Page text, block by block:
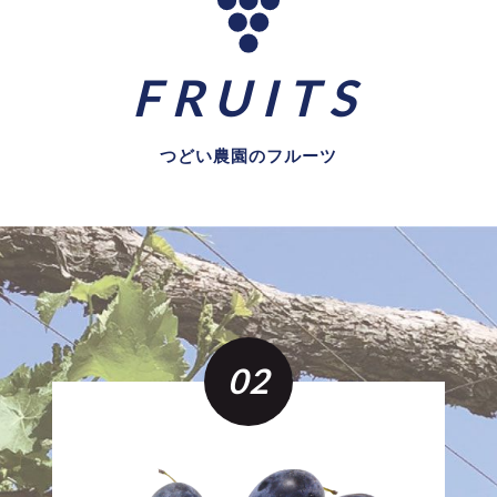
FRUITS
つどい農園のフルーツ
02